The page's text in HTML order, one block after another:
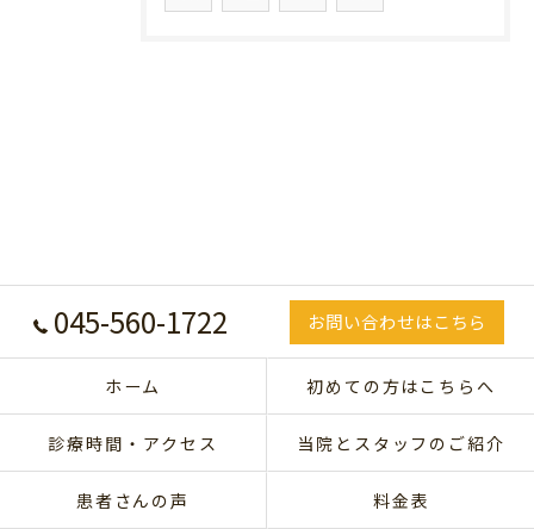
045-560-1722 お問い合わせはこちら
ホーム 初めての方はこちらへ
診療時間・アクセス 当院とスタッフのご紹介
患者さんの声 料金表